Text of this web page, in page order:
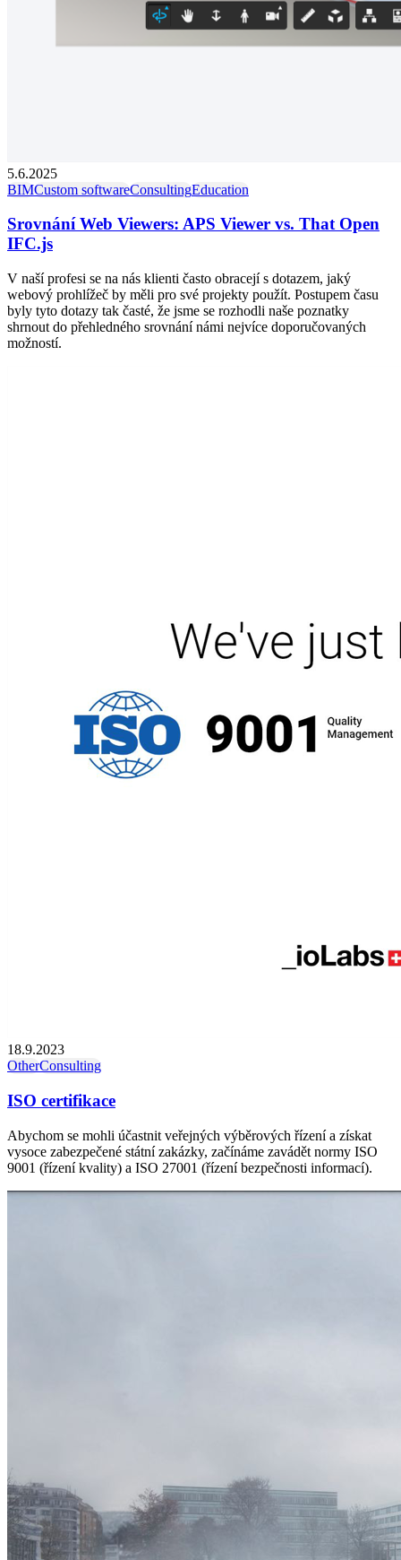
5.6.2025
BIMCustom softwareConsultingEducation
Srovnání Web Viewers: APS Viewer vs. That Open
IFC.js
V naší profesi se na nás klienti často obracejí s dotazem, jaký
webový prohlížeč by měli pro své projekty použít. Postupem času
byly tyto dotazy tak časté, že jsme se rozhodli naše poznatky
shrnout do přehledného srovnání námi nejvíce doporučovaných
možností.
18.9.2023
OtherConsulting
ISO certifikace
Abychom se mohli účastnit veřejných výběrových řízení a získat
vysoce zabezpečené státní zakázky, začínáme zavádět normy ISO
9001 (řízení kvality) a ISO 27001 (řízení bezpečnosti informací).